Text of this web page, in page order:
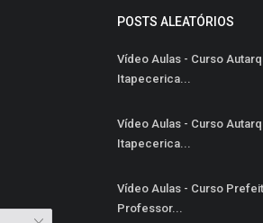
POSTS ALEATÓRIOS
Vídeo Aulas - Curso
Itapecerica...
Vídeo Aulas - Curso
Itapecerica...
Vídeo Aulas - Curso
Professor...